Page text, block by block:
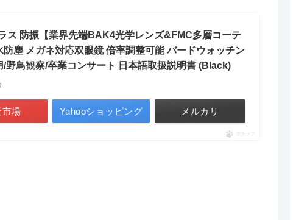
ス 防振【業界先端BAK4光学レンズ&FMC多層コーテ
塵 メガネ対応双眼鏡 倍率調整可能 バードウォッチン
野鳥観察/卒業コンサート 日本語取扱説明書 (Black)
市場 Yahooショッピング メルカリ
ポチップ